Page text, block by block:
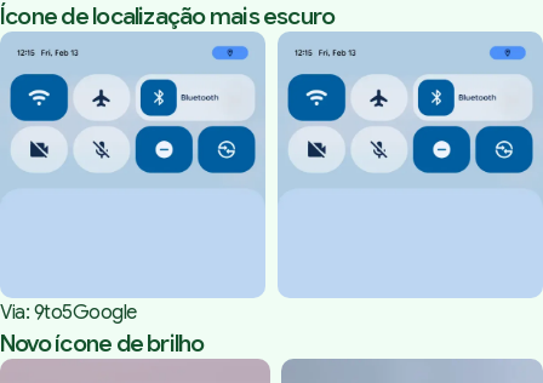
Ícone de localização mais escuro
Via: 9to5Google
Novo ícone de brilho